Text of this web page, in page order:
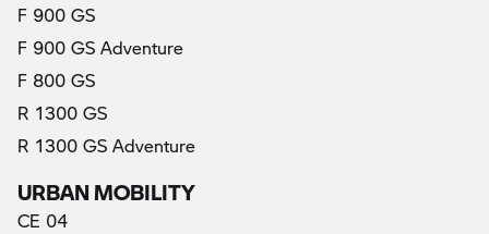
F 900 GS
F 900 GS Adventure
F 800 GS
R 1300 GS
R 1300 GS Adventure
URBAN MOBILITY
CE 04